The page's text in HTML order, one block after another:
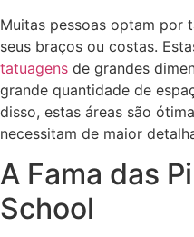
Muitas pessoas optam por
seus braços ou costas.
tatuagens de grandes
grande quantidade de
disso, estas áreas são
necessitam de maior
A Fama das
School